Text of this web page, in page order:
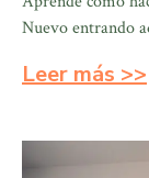
Nuevo entrando
Leer más >>